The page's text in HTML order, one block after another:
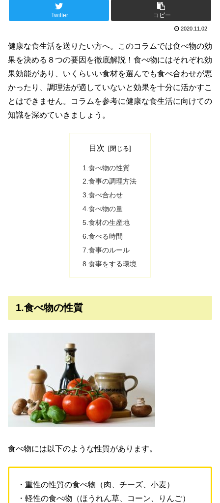
Twitter コピー
2020.11.02
健康な食生活を送りたい方へ。このコラムでは食べ物の効
果を決める８つの要因を徹底解説！食べ物にはそれぞれ効
果効能があり、いくらいい食材を選んでも食べ合わせが悪
かったり、調理法が適していないと効果を十分に活かすこ
とはできません。コラムを参考に健康な食生活に向けての
知識を深めていきましょう。
目次
1.食べ物の性質
2.食事の調理方法
3.食べ合わせ
4.食べ物の量
5.食材の生産地
6.食べる時間
7.食事のルール
8.食事をする環境
1.食べ物の性質
食べ物には以下のような性質があります。
・重性の性質の食べ物（肉、チーズ、小麦）
・軽性の食べ物（ほうれん草、コーン、りんご）